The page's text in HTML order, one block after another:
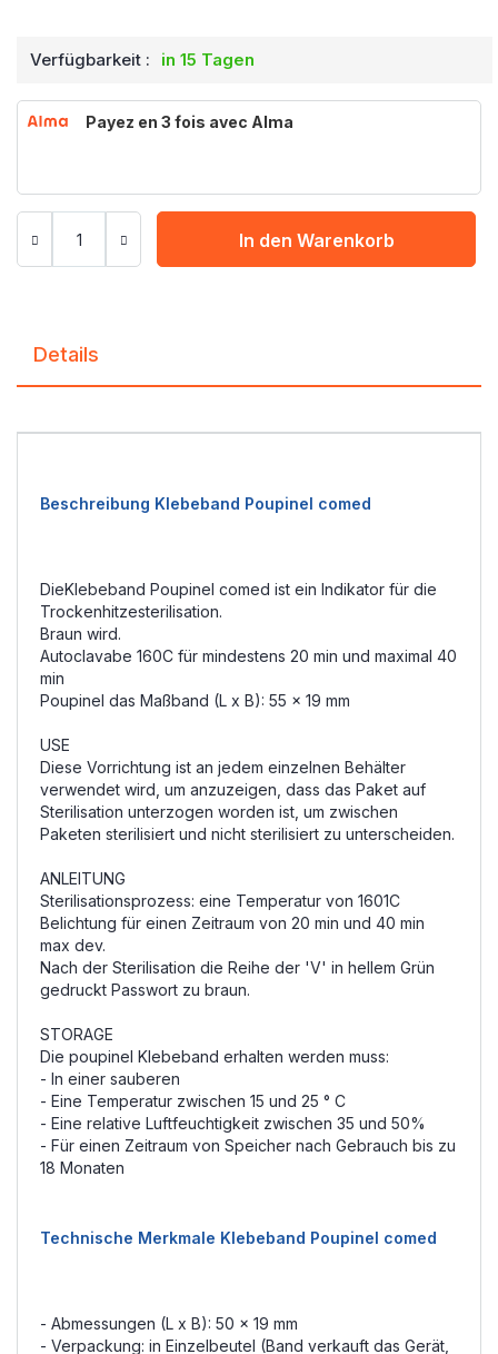
Verfügbarkeit : in 15 Tagen
Payez en 3 fois avec Alma
In den Warenkorb
Details
Beschreibung Klebeband Poupinel comed
DieKlebeband Poupinel comed ist ein Indikator für die
Trockenhitzesterilisation.
Braun wird.
Autoclavabe 160C für mindestens 20 min und maximal 40
min
Poupinel das Maßband (L x B): 55 x 19 mm
USE
Diese Vorrichtung ist an jedem einzelnen Behälter
verwendet wird, um anzuzeigen, dass das Paket auf
Sterilisation unterzogen worden ist, um zwischen
Paketen sterilisiert und nicht sterilisiert zu unterscheiden.
ANLEITUNG
Sterilisationsprozess: eine Temperatur von 1601C
Belichtung für einen Zeitraum von 20 min und 40 min
max dev.
Nach der Sterilisation die Reihe der 'V' in hellem Grün
gedruckt Passwort zu braun.
STORAGE
Die poupinel Klebeband erhalten werden muss:
- In einer sauberen
- Eine Temperatur zwischen 15 und 25 ° C
- Eine relative Luftfeuchtigkeit zwischen 35 und 50%
- Für einen Zeitraum von Speicher nach Gebrauch bis zu
18 Monaten
Technische Merkmale Klebeband Poupinel comed
- Abmessungen (L x B): 50 x 19 mm
- Verpackung: in Einzelbeutel (Band verkauft das Gerät,